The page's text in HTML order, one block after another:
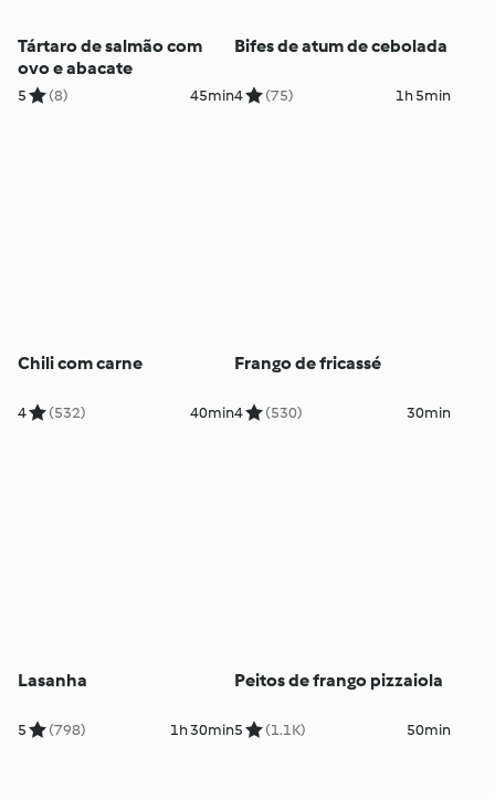
Tártaro de salmão com
ovo e abacate
5 (8) 45min
Bifes de atum de cebolada
4 (75) 1h 5min
Chili com carne
4 (532) 40min
Frango de fricassé
4 (530) 30min
Lasanha
5 (798) 1h 30min
Peitos de frango pizzaiola
5 (1.1K) 50min